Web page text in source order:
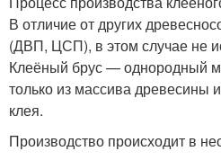
В отличие от других
(ДВП, ЦСП), в этом случае не
Клеёный брус — однородный
только из массива древесины
клея.
Производство происходит в